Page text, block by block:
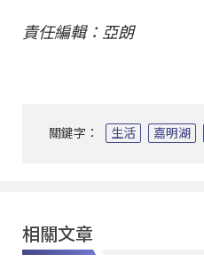
責任編輯：亞朗
關鍵字： 生活 嘉明湖
相關文章